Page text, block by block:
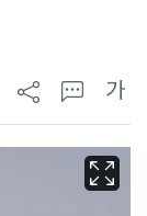
가